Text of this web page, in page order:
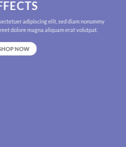
adipiscing elit, sed diam nonummy
dolore magna aliquam erat volutpat.
NOW